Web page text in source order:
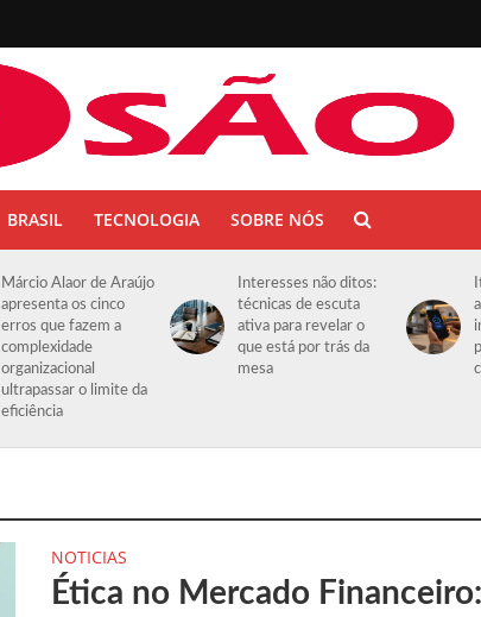
BRASIL TECNOLOGIA SOBRE NÓS
Márcio Alaor de Araújo
apresenta os cinco
erros que fazem a
complexidade
organizacional
ultrapassar o limite da
eficiência
Interesses não ditos:
técnicas de escuta
ativa para revelar o
que está por trás da
mesa
NOTICIAS
Ética no Mercado